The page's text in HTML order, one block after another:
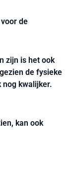
de
zijn is het ook
de fysieke
nog kwalijker.
kan ook